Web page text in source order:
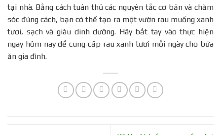
tại nhà. Bằng cách tuân thủ các nguyên tắc cơ bản và chăm
sóc đúng cách, bạn có thể tạo ra một vườn rau muống xanh
tươi, sạch và giàu dinh dưỡng. Hãy bắt tay vào thực hiện
ngay hôm nay để cung cấp rau xanh tươi mỗi ngày cho bữa
ăn gia đình.